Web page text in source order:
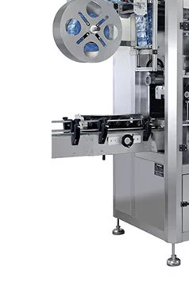
επισήμανσης της συναρμολόγησης
διάρκεια της δωρεάν αξιολόγησής
λεπτότερες λεπτομέρειες των